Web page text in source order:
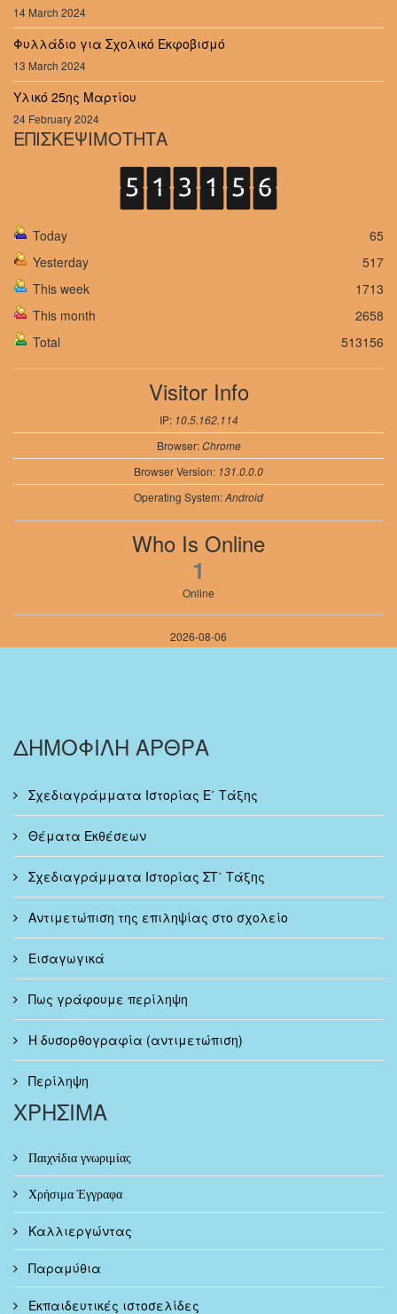
14 March 2024
Φυλλάδιο για Σχολικό Εκφοβισμό
13 March 2024
Υλικό 25ης Μαρτίου
24 February 2024
ΕΠΙΣΚΕΨΙΜΟΤΗΤΑ
Today
65
Yesterday
517
This week
1713
This month
2658
Total
513156
Visitor Info
IP: 10.5.162.114
Browser:Chrome
Browser Version: 131.0.0.0
Operating System:Android
Who Is Online
1
Online
2026-08-06
ΔΗΜΟΦΙΛΗ ΑΡΘΡΑ
Σχεδιαγράμματα Ιστορίας Ε΄ Τάξης
Θέματα Εκθέσεων
Σχεδιαγράμματα Ιστορίας ΣΤ΄ Τάξης
Αντιμετώπιση της επιληψίας στο σχολείο
Εισαγωγικά
Πως γράφουμε περίληψη
Η δυσορθογραφία (αντιμετώπιση)
Περίληψη
ΧΡΗΣΙΜΑ
Παιχνίδια γνωριμίας
Χρήσιμα Έγγραφα
Καλλιεργώντας
Παραμύθια
Εκπαιδευτικές ιστοσελίδες